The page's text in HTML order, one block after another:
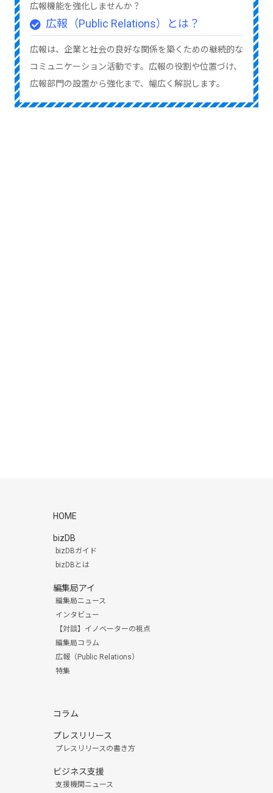
広報機能を強化しませんか？
広報（Public Relations）とは？
広報は、企業と社会の良好な関係を築くための継続的な
コミュニケーション活動です。広報の役割や位置づけ、
広報部門の設置から強化まで、幅広く解説します。
HOME
bizDB
bizDBガイド
bizDBとは
編集局アイ
編集局ニュース
インタビュー
【対談】イノベーターの視点
編集局コラム
広報（Public Relations）
特集
コラム
プレスリリース
プレスリリースの書き方
ビジネス支援
支援機関ニュース